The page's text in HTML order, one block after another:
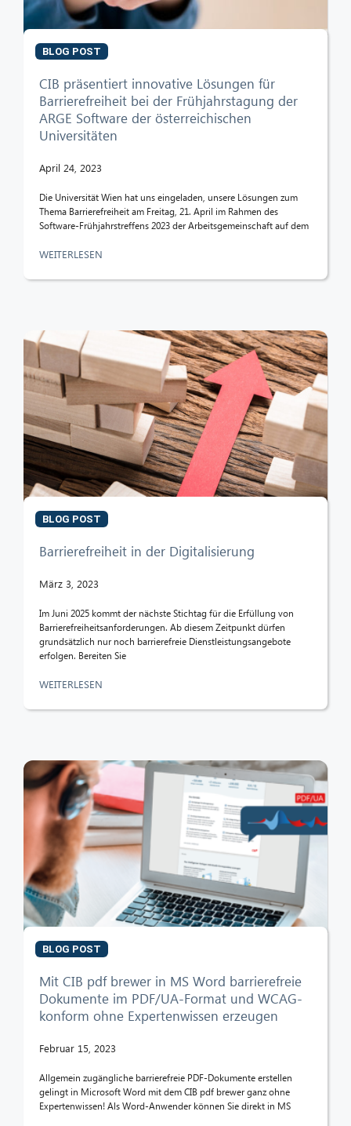
BLOG POST
CIB präsentiert innovative Lösungen für
Barrierefreiheit bei der Frühjahrstagung der
ARGE Software der österreichischen
Universitäten
April 24, 2023
Die Universität Wien hat uns eingeladen, unsere Lösungen zum
Thema Barrierefreiheit am Freitag, 21. April im Rahmen des
Software-Frühjahrstreffens 2023 der Arbeitsgemeinschaft auf dem
WEITERLESEN
BLOG POST
Barrierefreiheit in der Digitalisierung
März 3, 2023
Im Juni 2025 kommt der nächste Stichtag für die Erfüllung von
Barrierefreiheitsanforderungen. Ab diesem Zeitpunkt dürfen
grundsätzlich nur noch barrierefreie Dienstleistungsangebote
erfolgen. Bereiten Sie
WEITERLESEN
BLOG POST
Mit CIB pdf brewer in MS Word barrierefreie
Dokumente im PDF/UA-Format und WCAG-
konform ohne Expertenwissen erzeugen
Februar 15, 2023
Allgemein zugängliche barrierefreie PDF-Dokumente erstellen
gelingt in Microsoft Word mit dem CIB pdf brewer ganz ohne
Expertenwissen! Als Word-Anwender können Sie direkt in MS